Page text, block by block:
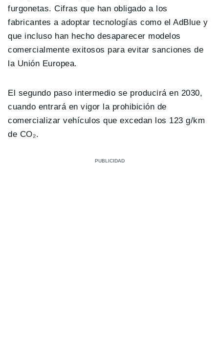
furgonetas. Cifras que han obligado a los
fabricantes a adoptar tecnologías como el AdBlue y
que incluso han hecho desaparecer modelos
comercialmente exitosos para evitar sanciones de
la Unión Europea.
El segundo paso intermedio se producirá en 2030,
cuando entrará en vigor la prohibición de
comercializar vehículos que excedan los 123 g/km
de CO₂.